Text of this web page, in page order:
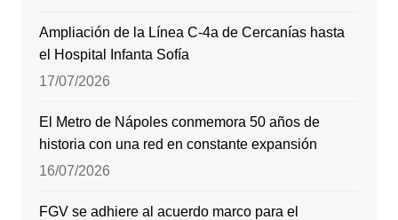
Ampliación de la Línea C-4a de Cercanías hasta
el Hospital Infanta Sofía
17/07/2026
El Metro de Nápoles conmemora 50 años de
historia con una red en constante expansión
16/07/2026
FGV se adhiere al acuerdo marco para el